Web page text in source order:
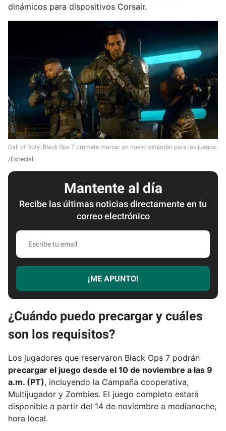
dinámicos para dispositivos Corsair.
Call of Duty: Black Ops 7 promete marcar un nuevo estándar para los juegos.
Especial.
Mantente al día
Recibe las últimas noticias directamente en tu
correo electrónico
E
c
b
e
t
u
m
a
i
l
¡ME APUNTO!
¿Cuándo puedo precargar y cuáles
son los requisitos?
Los jugadores que reservaron Black Ops 7 podrán
precargar el juego desde el 10 de noviembre a las 9
a.m. (PT), incluyendo la Campaña cooperativa,
Multijugador y Zombies. El juego completo estará
disponible a partir del 14 de noviembre a medianoche,
hora local.